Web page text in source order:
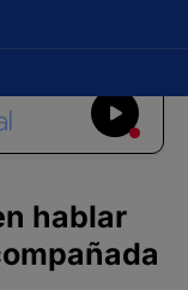
hablar